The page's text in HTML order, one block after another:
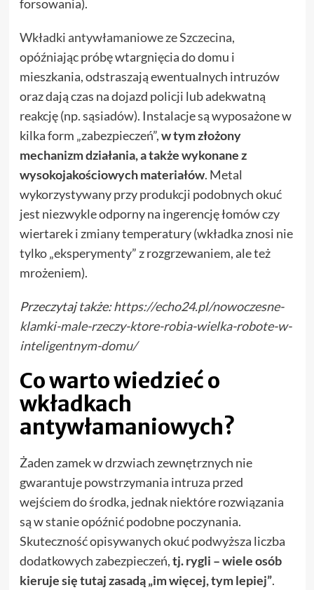
forsowania).
Wkładki antywłamaniowe ze Szczecina,
opóźniając próbę wtargnięcia do domu i
mieszkania, odstraszają ewentualnych intruzów
oraz dają czas na dojazd policji lub adekwatną
reakcję (np. sąsiadów). Instalacje są wyposażone w
kilka form „zabezpieczeń”,w tymzłożony
mechanizm działania, a także wykonane z
wysokojakościowych materiałów. Metal
wykorzystywany przy produkcji podobnych okuć
jest niezwykle odporny na ingerencję łomów czy
wiertarek i zmiany temperatury (wkładka znosi nie
tylko „eksperymenty” z rozgrzewaniem, ale też
mrożeniem).
Przeczytaj także:https://echo24.pl/nowoczesne-
klamki-male-rzeczy-ktore-robia-wielka-robote-w-
inteligentnym-domu/
Co warto wiedzieć o
wkładkach
antywłamaniowych?
Żaden zamek w drzwiach zewnętrznych nie
gwarantuje powstrzymania intruza przed
wejściem do środka, jednak niektóre rozwiązania
są w stanie opóźnić podobne poczynania.
Skuteczność opisywanych okuć podwyższa liczba
dodatkowych zabezpieczeń,tj. rygli – wiele osób
kieruje się tutaj zasadą „im więcej, tym lepiej”.